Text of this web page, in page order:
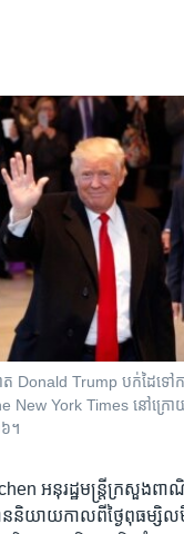
ត Donald Trump បក់​ដៃ​ទ
New York Times នៅ​ក្រ
៦។
អនុ​រដ្ឋមន្ត្រី​ក្រសួង​ពា
ាន​និយាយ​កាល​ពី​ថ្ងៃ​ពុធ​ម្សិល